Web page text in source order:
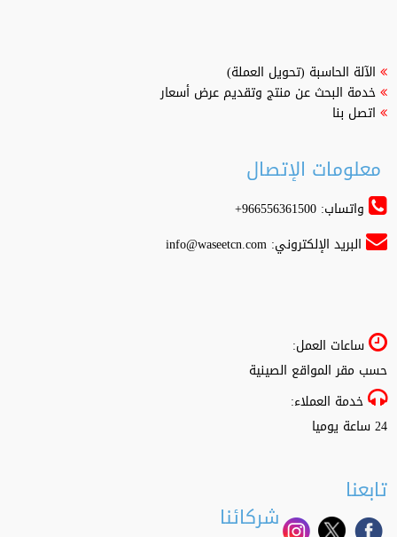
الآلة الحاسبة (تحويل العملة)
خدمة البحث عن منتج وتقديم عرض أسعار
اتصل بنا
معلومات الإتصال
واتساب: 966556361500+
البريد الإلكتروني:info@waseetcn.com
ساعات العمل:
حسب مقر المواقع الصينية
خدمة العملاء:
24 ساعة يوميا
تابعنا
شركائنا